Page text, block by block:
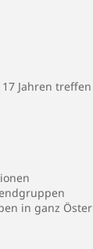
Jahren
in ganz